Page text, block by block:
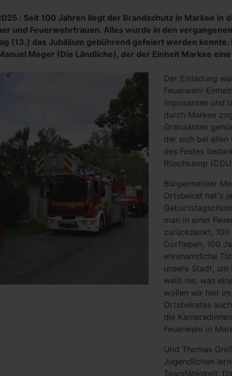
: Seit 100 Jahren liegt der Brandschutz in Markee in
und Feuerwehrfrauen. Alles wurde in den
(13.) das Jubiläum gebührend gefeiert werden
Meger (Die Ländliche), der der Einheit Markee
Der Einladung
Feuerwehr-
imposanten und
durch Markee
Gratulanten
der sich bei
des Festes
Rüschkamp
Bürgermeister
Ortsbeirat hat's
man in einer
zurückdenkt,
Dorfleben, 100
ehrenamtliche
unsere Stadt, um
weiß nie, was
wollen wir hier
Ortsbeirates
die
Feuerwehr in
Und Thomas
Jugendlichen
Teamfähigkeit.